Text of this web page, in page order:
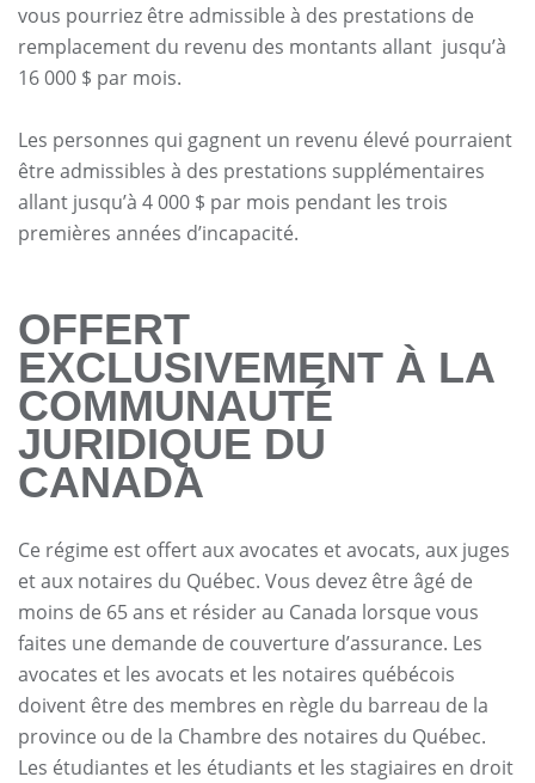
vous pourriez être admissible à des prestations de
remplacement du revenu des montants allant jusqu’à
16 000 $ par mois.
Les personnes qui gagnent un revenu élevé pourraient
être admissibles à des prestations supplémentaires
allant jusqu’à 4 000 $ par mois pendant les trois
premières années d’incapacité.
OFFERT
EXCLUSIVEMENT À LA
COMMUNAUTÉ
JURIDIQUE DU
CANADA
Ce régime est offert aux avocates et avocats, aux juges
et aux notaires du Québec. Vous devez être âgé de
moins de 65 ans et résider au Canada lorsque vous
faites une demande de couverture d’assurance. Les
avocates et les avocats et les notaires québécois
doivent être des membres en règle du barreau de la
province ou de la Chambre des notaires du Québec.
Les étudiantes et les étudiants et les stagiaires en droit